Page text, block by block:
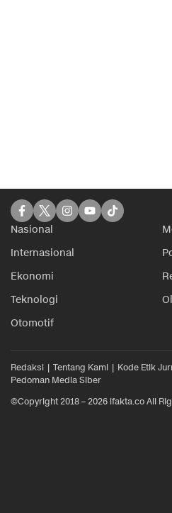
Nasional
Internasional
Ekonomi
Teknologi
Otomotif
Redaksi Tentang Kami Kode Etik
Pedoman Media Siber
©Copyright 2018 – 2026 ifakta.co All